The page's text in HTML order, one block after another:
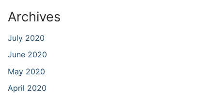
Archives
July 2020
June 2020
May 2020
April 2020